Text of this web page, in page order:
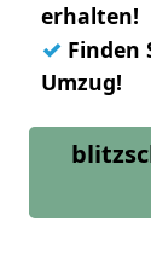
erhalten!
✓ Finden
Umzug!